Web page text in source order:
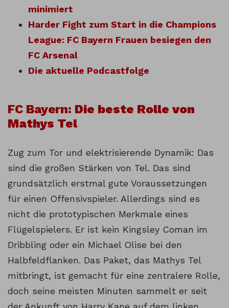
minimiert
Harder Fight zum Start in die Champions
League: FC Bayern Frauen besiegen den
FC Arsenal
Die aktuelle Podcastfolge
FC Bayern: Die beste Rolle von
Mathys Tel
Zug zum Tor und elektrisierende Dynamik: Das
sind die großen Stärken von Tel. Das sind
grundsätzlich erstmal gute Voraussetzungen
für einen Offensivspieler. Allerdings sind es
nicht die prototypischen Merkmale eines
Flügelspielers. Er ist kein Kingsley Coman im
Dribbling oder ein Michael Olise bei den
Halbfeldflanken. Das Paket, das Mathys Tel
mitbringt, ist gemacht für eine zentralere Rolle,
doch seine meisten Minuten sammelt er seit